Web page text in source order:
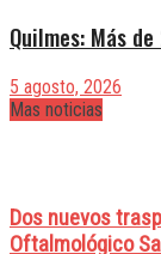
Quilmes: Más
5 agosto, 2026
Mas noticias
Dos nuevos
Oftalmológico